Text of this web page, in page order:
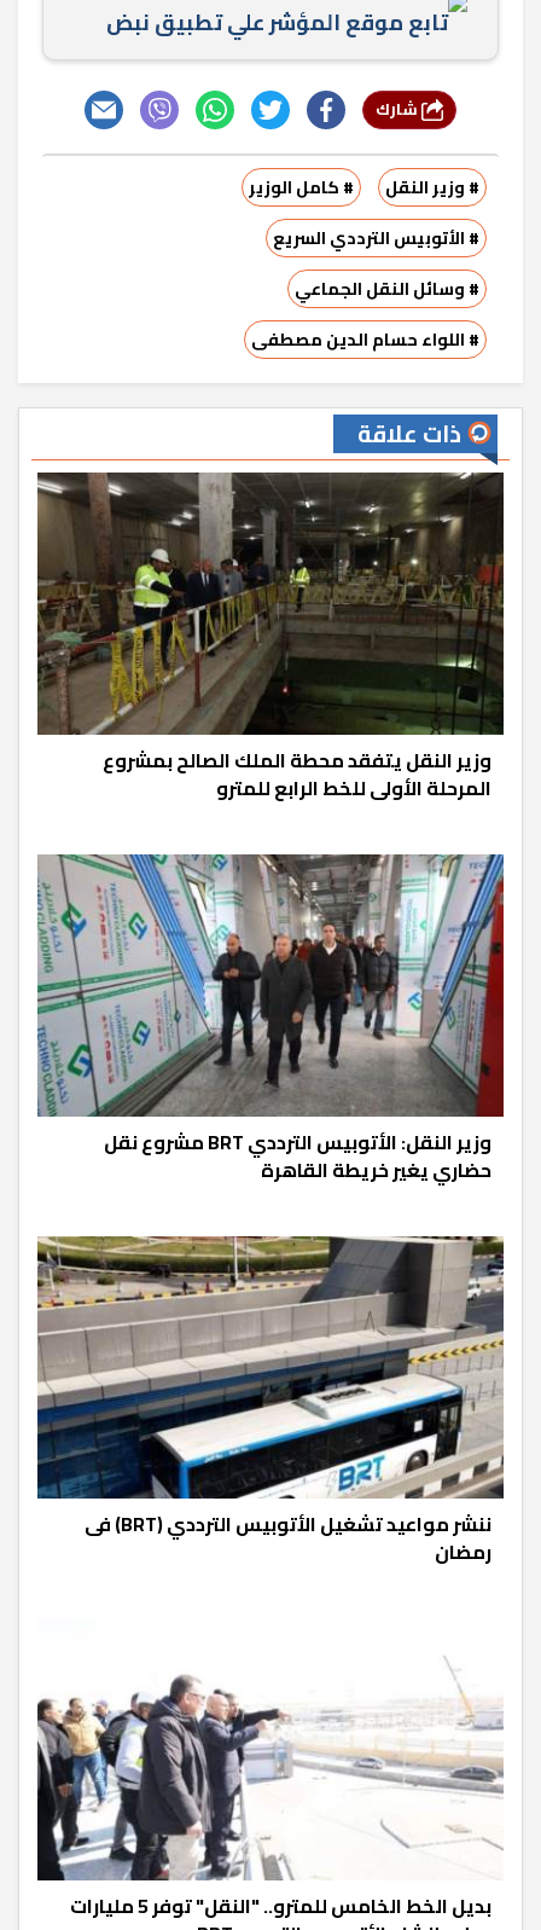
تابع موقع المؤشر علي تطبيق نبض
# وزير النقل
# كامل الوزير
# الأتوبيس الترددي السريع
# وسائل النقل الجماعي
# اللواء حسام الدين مصطفى
ذات علاقة
وزير النقل يتفقد محطة الملك الصالح بمشروع
المرحلة الأولى للخط الرابع للمترو
وزير النقل: الأتوبيس الترددي BRT مشروع نقل
حضاري يغير خريطة القاهرة
ننشر مواعيد تشغيل الأتوبيس الترددي (BRT) فى
رمضان
بديل الخط الخامس للمترو.. "النقل" توفر 5 مليارات